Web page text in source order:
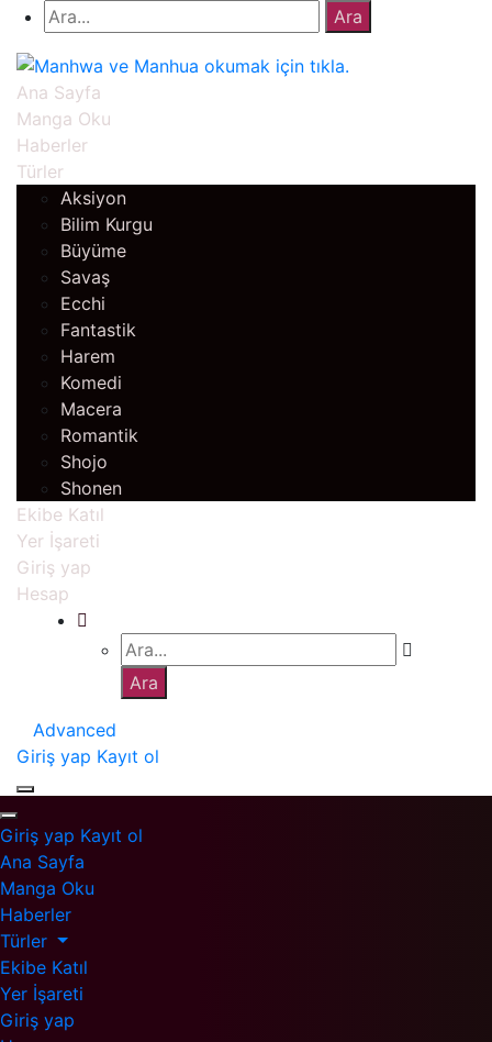
Ana Sayfa
Manga Oku
Haberler
Türler
Aksiyon
Bilim Kurgu
Büyüme
Savaş
Ecchi
Fantastik
Harem
Komedi
Macera
Romantik
Shojo
Shonen
Ekibe Katıl
Yer İşareti
Giriş yap
Hesap
Advanced
Giriş yap Kayıt ol
Giriş yap Kayıt ol
Ana Sayfa
Manga Oku
Haberler
Türler
Ekibe Katıl
Yer İşareti
Giriş yap